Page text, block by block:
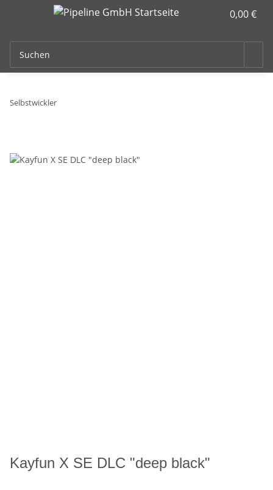
0,00 €
Selbstwickler
Kayfun X SE DLC "deep black"